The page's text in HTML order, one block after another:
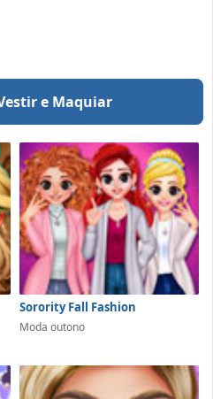
e Maquiar
Sorority Fall Fashion
Moda outono